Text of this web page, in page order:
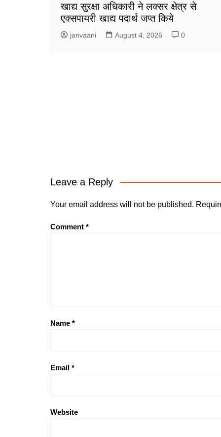
खाद्य सुरक्षा अधिकारी ने लक्सर क्षेत्र से
एक्सपायरी खाद्य पदार्थ जप्त किये
janvaani August 4, 2026 0
Leave a Reply
Your email address will not be published.
Comment *
Name *
Email *
Website